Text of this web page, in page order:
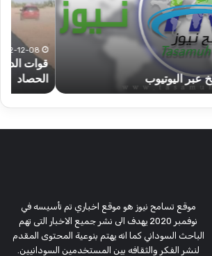
قطاع ولاية شرق دارفور تؤمن موسم
موقع تسامح نيوز هو موقع اخباري تم تأسيسه في
نوفمبر 2020 يهدف الى نشر جميع الاخبار التى تهم
الباحث السوداني كما انه يهتم بنوعية المحتوى المقدم
لنشر الفكر والثقافه بين المستخدمين السودانيين.